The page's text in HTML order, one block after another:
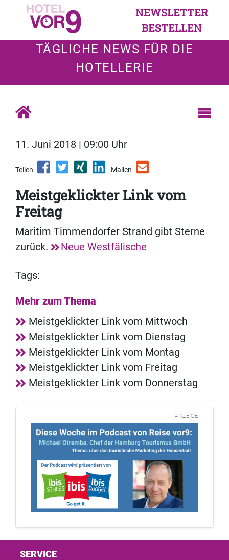
NEWSLETTER
BESTELLEN
TÄGLICHE NEWS FÜR DIE
HOTELLERIE
11. Juni 2018 | 09:00 Uhr
Teilen Mailen
Meistgeklickter Link vom
Freitag
Maritim Timmendorfer Strand gibt Sterne
zurück.
Neue Westfälische
Tags:
Mehr zum Thema
Meistgeklickter Link vom Mittwoch
Meistgeklickter Link vom Dienstag
Meistgeklickter Link vom Montag
Meistgeklickter Link vom Freitag
Meistgeklickter Link vom Donnerstag
ANZEIGE
SERVICE